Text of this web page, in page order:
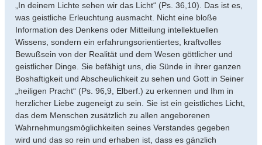
„In deinem Lichte sehen wir das Licht“ (Ps. 36,10). Das ist es,
was geistliche Erleuchtung ausmacht. Nicht eine bloße
Information des Denkens oder Mitteilung intellektuellen
Wissens, sondern ein erfahrungsorientiertes, kraftvolles
Bewußsein von der Realität und dem Wesen göttlicher und
geistlicher Dinge. Sie befähigt uns, die Sünde in ihrer ganzen
Boshaftigkeit und Abscheulichkeit zu sehen und Gott in Seiner
„heiligen Pracht“ (Ps. 96,9, Elberf.) zu erkennen und Ihm in
herzlicher Liebe zugeneigt zu sein. Sie ist ein geistliches Licht,
das dem Menschen zusätzlich zu allen angeborenen
Wahrnehmungsmöglichkeiten seines Verstandes gegeben
wird und das so rein und erhaben ist, dass es gänzlich